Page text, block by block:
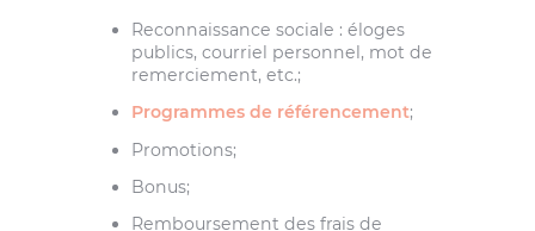
Reconnaissance sociale : éloges
publics, courriel personnel, mot de
remerciement, etc.;
Programmes de référencement;
Promotions;
Bonus;
Remboursement des frais de